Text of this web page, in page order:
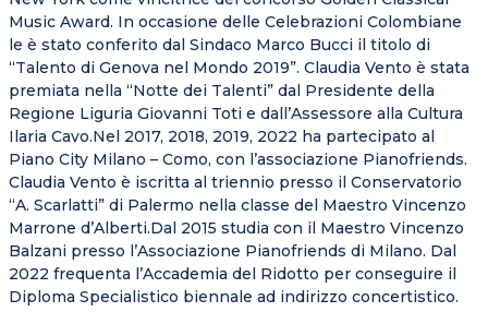
Music Award. In occasione delle Celebrazioni Colombiane
le è stato conferito dal Sindaco Marco Bucci il titolo di
“Talento di Genova nel Mondo 2019”. Claudia Vento è stata
premiata nella “Notte dei Talenti” dal Presidente della
Regione Liguria Giovanni Toti e dall’Assessore alla Cultura
Ilaria Cavo.Nel 2017, 2018, 2019, 2022 ha partecipato al
Piano City Milano – Como, con l’associazione Pianofriends.
Claudia Vento è iscritta al triennio presso il Conservatorio
“A. Scarlatti” di Palermo nella classe del Maestro Vincenzo
Marrone d’Alberti.Dal 2015 studia con il Maestro Vincenzo
Balzani presso l’Associazione Pianofriends di Milano. Dal
2022 frequenta l’Accademia del Ridotto per conseguire il
Diploma Specialistico biennale ad indirizzo concertistico.